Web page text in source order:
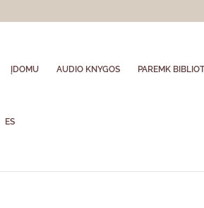
ĮDOMU AUDIO KNYGOS PAREMK
ES